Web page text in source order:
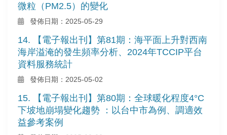
微粒（PM2.5）的變化
發佈日期：2025-05-29
14. 【電子報出刊】第81期：海平面上升對西南
海岸溢淹的發生頻率分析、2024年TCCIP平台
資料服務統計
發佈日期：2025-05-02
15. 【電子報出刊】第80期：全球暖化程度4°C
下坡地崩塌變化趨勢 ：以台中市為例、調適效
益參考案例